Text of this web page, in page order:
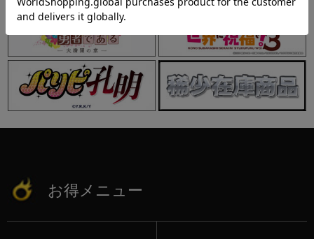
お得メニュー